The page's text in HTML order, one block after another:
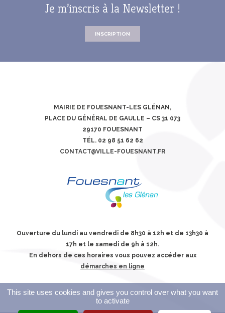
Je m’inscris à la Newsletter !
INSCRIPTION
MAIRIE DE FOUESNANT-LES GLÉNAN,
PLACE DU GÉNÉRAL DE GAULLE – CS 31 073
29170 FOUESNANT
TÉL. 02 98 51 62 62
CONTACT@VILLE-FOUESNANT.FR
Ouverture du lundi au vendredi de 8h30 à 12h et de 13h30 à
17h et le samedi de 9h à 12h.
En dehors de ces horaires vous pouvez accéder aux
démarches en ligne
This site uses cookies and gives you control over what you want
to activate